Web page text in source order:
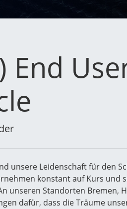
unsere Leidenschaft für den
konstant auf Kurs und
unseren Standorten Bremen,
dafür, dass die Träume